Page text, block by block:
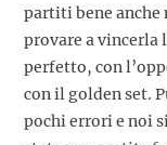
partiti bene anche
provare a vincerla
perfetto, con
con il golden set.
pochi errori e noi